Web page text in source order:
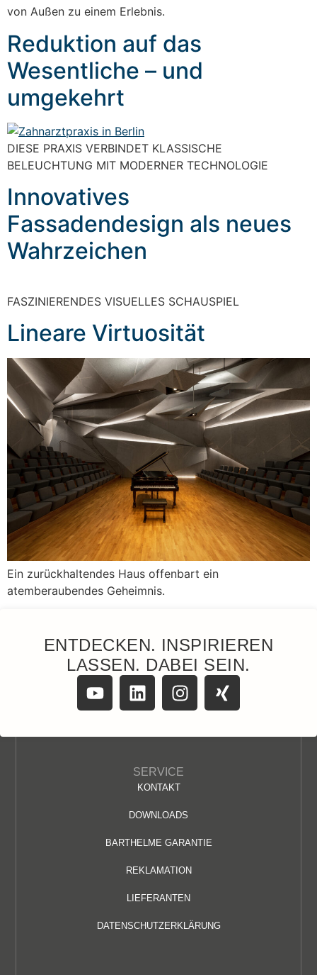
von Außen zu einem Erlebnis.
Reduktion auf das
Wesentliche – und
umgekehrt
DIESE PRAXIS VERBINDET KLASSISCHE
BELEUCHTUNG MIT MODERNER TECHNOLOGIE
Innovatives
Fassadendesign als neues
Wahrzeichen
FASZINIERENDES VISUELLES SCHAUSPIEL
Lineare Virtuosität
Ein zurückhaltendes Haus offenbart ein
atemberaubendes Geheimnis.
ENTDECKEN. INSPIRIEREN
LASSEN. DABEI SEIN.
SERVICE
KONTAKT
DOWNLOADS
BARTHELME GARANTIE
REKLAMATION
LIEFERANTEN
DATENSCHUTZERKLÄRUNG